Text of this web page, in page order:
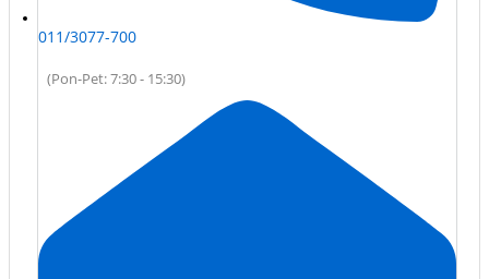
011/3077-700
(Pon-Pet: 7:30 - 15:30)